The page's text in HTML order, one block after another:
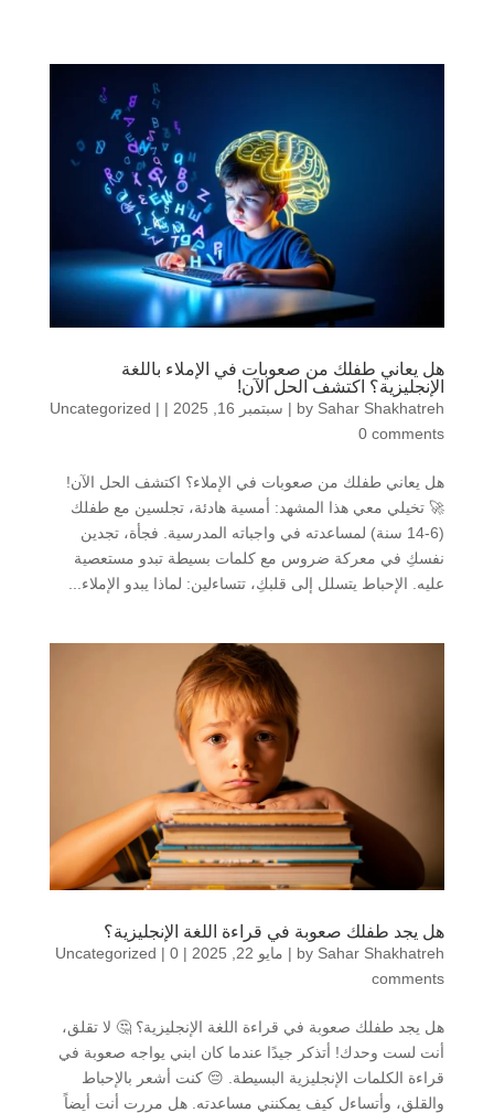
هل يعاني طفلك من صعوبات في الإملاء باللغة
الإنجليزية؟ اكتشف الحل الآن!
by Sahar Shakhatreh
| سبتمبر 16, 2025 |
Uncategorized |
0 comments
هل يعاني طفلك من صعوبات في الإملاء؟ اكتشف الحل الآن!
🚀 تخيلي معي هذا المشهد: أمسية هادئة، تجلسين مع طفلك
(6-14 سنة) لمساعدته في واجباته المدرسية. فجأة، تجدين
نفسكِ في معركة ضروس مع كلمات بسيطة تبدو مستعصية
عليه. الإحباط يتسلل إلى قلبكِ، تتساءلين: لماذا يبدو الإملاء...
هل يجد طفلك صعوبة في قراءة اللغة الإنجليزية؟
by Sahar Shakhatreh
| مايو 22, 2025 |
Uncategorized |0
comments
هل يجد طفلك صعوبة في قراءة اللغة الإنجليزية؟ 🤔 لا تقلق،
أنت لست وحدك! أتذكر جيدًا عندما كان ابني يواجه صعوبة في
قراءة الكلمات الإنجليزية البسيطة. 😔 كنت أشعر بالإحباط
والقلق، وأتساءل كيف يمكنني مساعدته. هل مررت أنت أيضاً